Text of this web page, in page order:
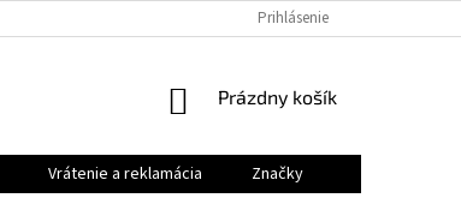
Prihlásenie
NÁKUPNÝ
Prázdny košík
Vrátenie a reklamácia
Značky